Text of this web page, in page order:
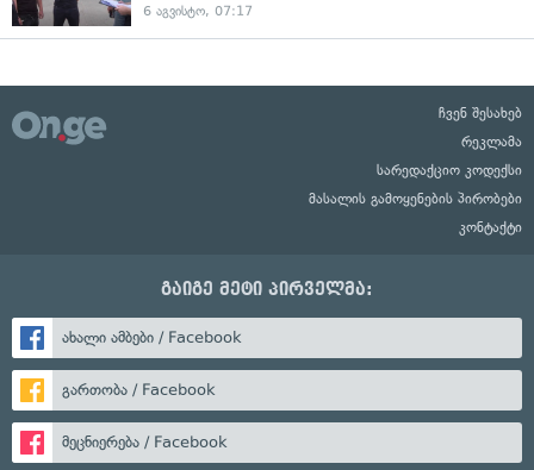
6 აგვისტო, 07:17
ჩვენ შესახებ
რეკლამა
სარედაქციო კოდექსი
მასალის გამოყენების პირობები
კონტაქტი
გაიგე მეტი პირველმა:
ახალი ამბები / Facebook
გართობა / Facebook
მეცნიერება / Facebook